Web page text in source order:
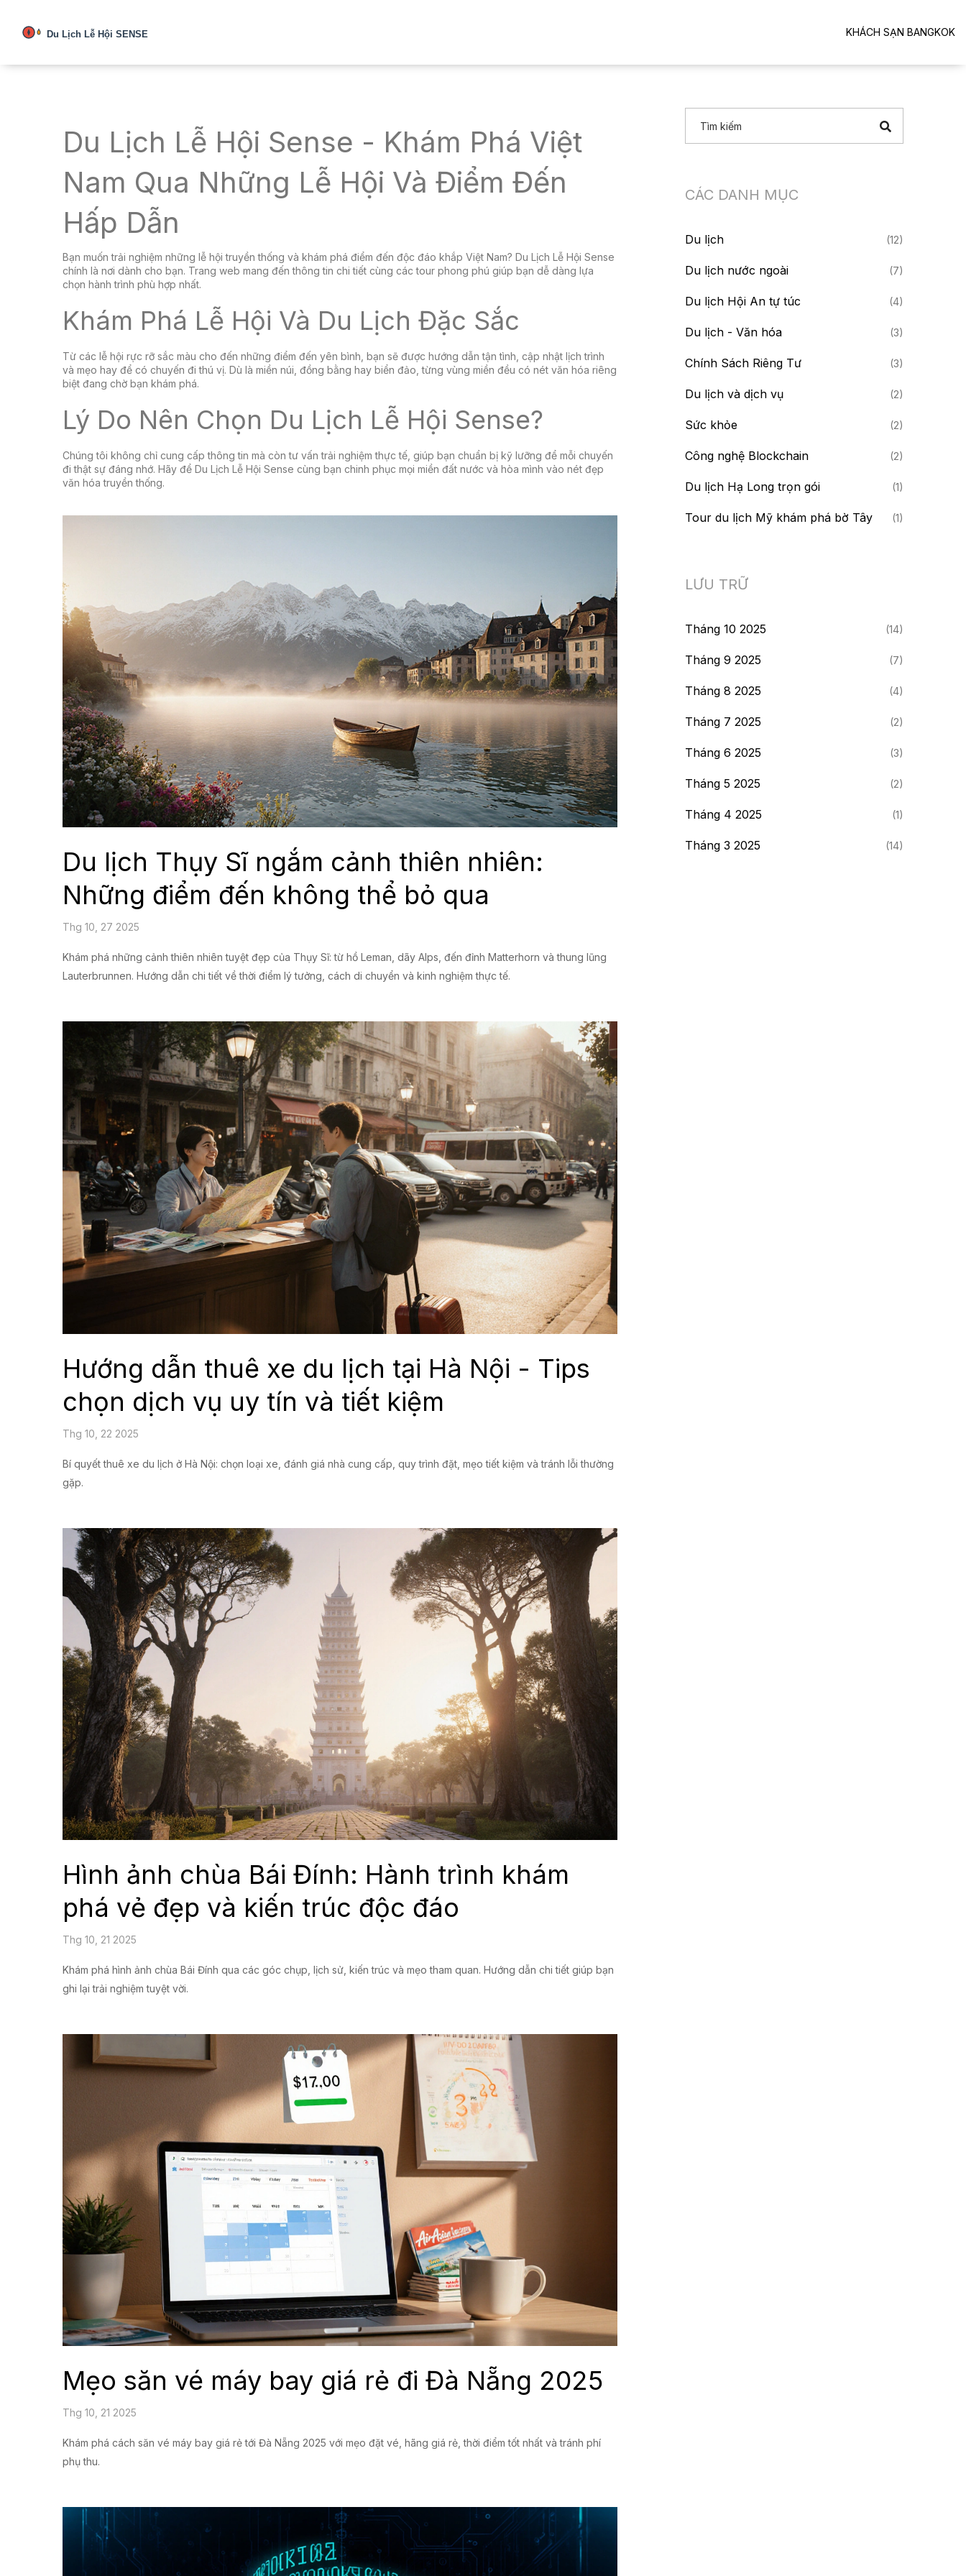
KHÁCH SẠN BANGKOK
Du Lịch Lễ Hội Sense - Khám Phá Việt
Nam Qua Những Lễ Hội Và Điểm Đến
Hấp Dẫn
Bạn muốn trải nghiệm những lễ hội truyền thống và khám phá điểm đến độc đáo khắp Việt Nam? Du Lịch Lễ Hội Sense
chính là nơi dành cho bạn. Trang web mang đến thông tin chi tiết cùng các tour phong phú giúp bạn dễ dàng lựa
chọn hành trình phù hợp nhất.
Khám Phá Lễ Hội Và Du Lịch Đặc Sắc
Từ các lễ hội rực rỡ sắc màu cho đến những điểm đến yên bình, bạn sẽ được hướng dẫn tận tình, cập nhật lịch trình
và mẹo hay để có chuyến đi thú vị. Dù là miền núi, đồng bằng hay biển đảo, từng vùng miền đều có nét văn hóa riêng
biệt đang chờ bạn khám phá.
Lý Do Nên Chọn Du Lịch Lễ Hội Sense?
Chúng tôi không chỉ cung cấp thông tin mà còn tư vấn trải nghiệm thực tế, giúp bạn chuẩn bị kỹ lưỡng để mỗi chuyến
đi thật sự đáng nhớ. Hãy để Du Lịch Lễ Hội Sense cùng bạn chinh phục mọi miền đất nước và hòa mình vào nét đẹp
văn hóa truyền thống.
Du lịch Thụy Sĩ ngắm cảnh thiên nhiên:
Những điểm đến không thể bỏ qua
Thg 10, 27 2025
Khám phá những cảnh thiên nhiên tuyệt đẹp của Thụy Sĩ: từ hồ Leman, dãy Alps, đến đỉnh Matterhorn và thung lũng
Lauterbrunnen. Hướng dẫn chi tiết về thời điểm lý tưởng, cách di chuyển và kinh nghiệm thực tế.
Hướng dẫn thuê xe du lịch tại Hà Nội - Tips
chọn dịch vụ uy tín và tiết kiệm
Thg 10, 22 2025
Bí quyết thuê xe du lịch ở Hà Nội: chọn loại xe, đánh giá nhà cung cấp, quy trình đặt, mẹo tiết kiệm và tránh lỗi thường
gặp.
Hình ảnh chùa Bái Đính: Hành trình khám
phá vẻ đẹp và kiến trúc độc đáo
Thg 10, 21 2025
Khám phá hình ảnh chùa Bái Đính qua các góc chụp, lịch sử, kiến trúc và mẹo tham quan. Hướng dẫn chi tiết giúp bạn
ghi lại trải nghiệm tuyệt vời.
Mẹo săn vé máy bay giá rẻ đi Đà Nẵng 2025
Thg 10, 21 2025
Khám phá cách săn vé máy bay giá rẻ tới Đà Nẵng 2025 với mẹo đặt vé, hãng giá rẻ, thời điểm tốt nhất và tránh phí
phụ thu.
CÁC DANH MỤC
Du lịch (12)
Du lịch nước ngoài (7)
Du lịch Hội An tự túc (4)
Du lịch - Văn hóa (3)
Chính Sách Riêng Tư (3)
Du lịch và dịch vụ (2)
Sức khỏe (2)
Công nghệ Blockchain (2)
Du lịch Hạ Long trọn gói (1)
Tour du lịch Mỹ khám phá bờ Tây (1)
LƯU TRỮ
Tháng 10 2025 (14)
Tháng 9 2025 (7)
Tháng 8 2025 (4)
Tháng 7 2025 (2)
Tháng 6 2025 (3)
Tháng 5 2025 (2)
Tháng 4 2025 (1)
Tháng 3 2025 (14)